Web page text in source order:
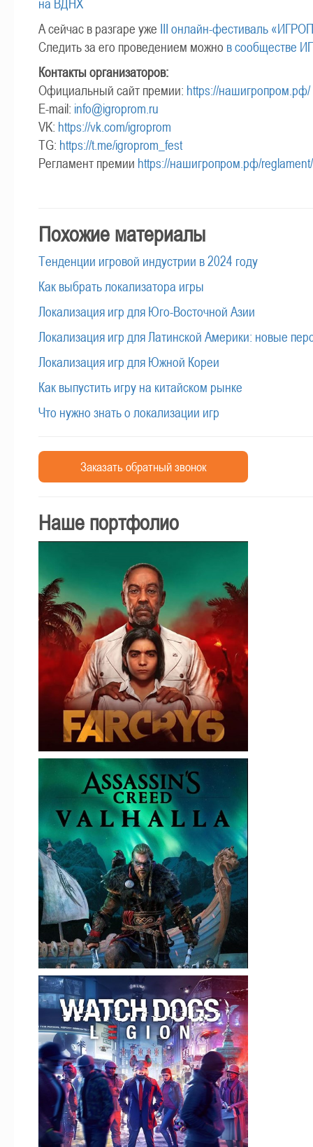
на ВДНХ
А сейчас в разгаре уже III онлайн-фестиваль
Следить за его проведением можно в сообществе
Контакты организаторов:
Официальный сайт премии: https://нашигропром.рф/
E-mail: info@igroprom.ru
VK: https://vk.com/igroprom
TG: https://t.me/igroprom_fest
Регламент премии https://нашигропром.рф/reglament/
Похожие материалы
Тенденции игровой индустрии в 2024 году
Как выбрать локализатора игры
Локализация игр для Юго-Восточной Азии
Локализация игр для Латинской Америки: новые
Локализация игр для Южной Кореи
Как выпустить игру на китайском рынке
Что нужно знать о локализации игр
Заказать обратный звонок
Наше портфолио